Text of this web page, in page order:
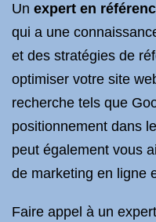
Un expert en
qui a une
et des stratégies de
optimiser votre site
recherche tels que
positionnement dans
peut également vous
de marketing en ligne
Faire appel à un